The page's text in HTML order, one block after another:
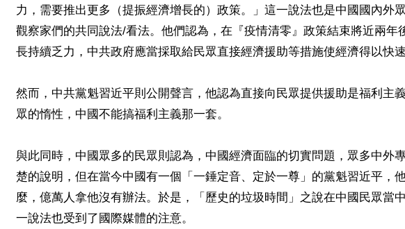
力，需要推出更多（提振經濟增長的）政策。」這一說法也是中國國內外
觀察家們的共同說法/看法。他們認為，在『疫情清零』政策結束將近兩年
長持續乏力，中共政府應當採取給民眾直接經濟援助等措施使經濟得以快速
然而，中共黨魁習近平則公開聲言，他認為直接向民眾提供援助是福利主
眾的惰性，中國不能搞福利主義那一套。
與此同時，中國眾多的民眾則認為，中國經濟面臨的切實問題，眾多中外
楚的說明，但在當今中國有一個「一錘定音、定於一尊」的黨魁習近平，
麼，億萬人拿他沒有辦法。於是，「歷史的垃圾時間」之說在中國民眾當
一說法也受到了國際媒體的注意。